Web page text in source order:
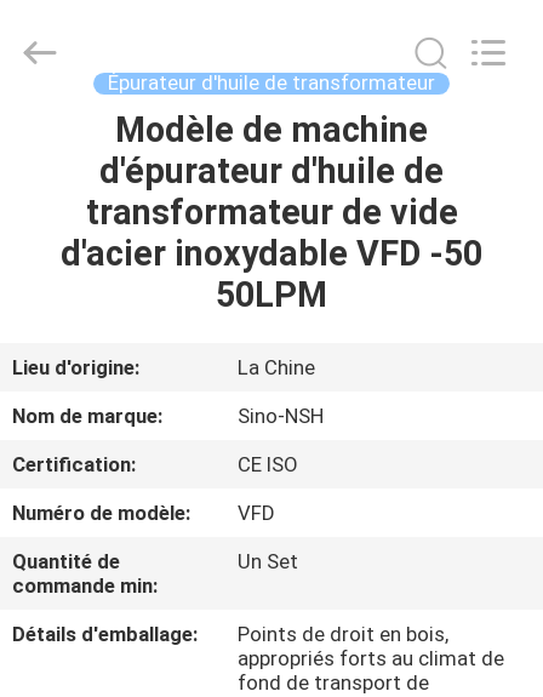
MAISON
PRODUITS
DE
NOUS
VISITE
D'USINE
CONTRÔLE
DE
Purifier
Manufacture
Épurateur d'huile de transformateur
Modèle de machine
d'épurateur d'huile de
transformateur de vide
d'acier inoxydable VFD -50
50LPM
Lieu d'origine:
La Chine
Nom de marque:
Sino-NSH
Certification:
CE ISO
Numéro de modèle:
VFD
Quantité de
commande min:
Un Set
Détails d'emballage:
Points de droit en bois,
appropriés forts au climat de
fond de transport de